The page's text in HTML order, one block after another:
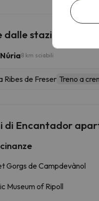
dalle stazioni
8 km sciabili
Ribes de Freser Treno a
di Encantador
Gorgs de Campdevànol
Museum of Ripoll